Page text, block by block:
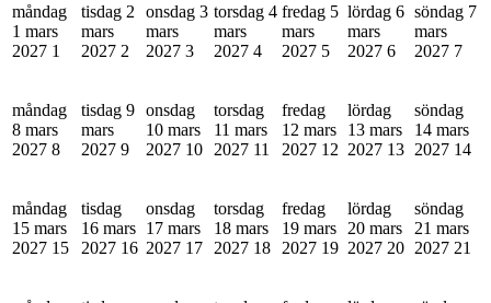
måndag
1 mars
2027 1
tisdag 2
mars
2027 2
onsdag 3
mars
2027 3
torsdag 4
mars
2027 4
fredag 5
mars
2027 5
lördag 6
mars
2027 6
söndag 7
mars
2027 7
måndag
8 mars
2027 8
tisdag 9
mars
2027 9
onsdag
10 mars
2027 10
torsdag
11 mars
2027 11
fredag
12 mars
2027 12
lördag
13 mars
2027 13
söndag
14 mars
2027 14
måndag
15 mars
2027 15
tisdag
16 mars
2027 16
onsdag
17 mars
2027 17
torsdag
18 mars
2027 18
fredag
19 mars
2027 19
lördag
20 mars
2027 20
söndag
21 mars
2027 21